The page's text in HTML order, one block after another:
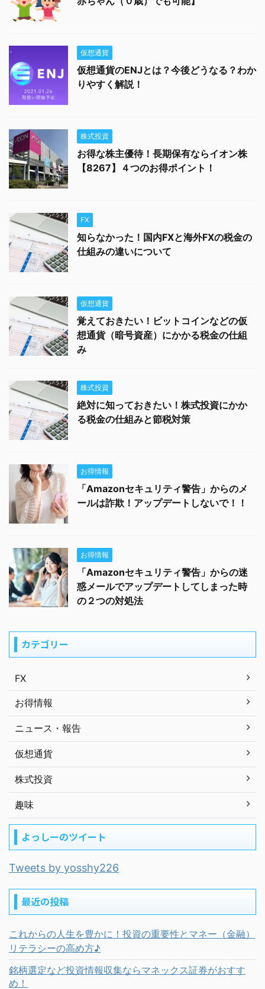
仮想通貨
仮想通貨のENJとは？今後どうなる？わか
りやすく解説！
株式投資
お得な株主優待！長期保有ならイオン株
【8267】４つのお得ポイント！
FX
知らなかった！国内FXと海外FXの税金の
仕組みの違いについて
仮想通貨
覚えておきたい！ビットコインなどの仮
想通貨（暗号資産）にかかる税金の仕組
み
株式投資
絶対に知っておきたい！株式投資にかか
る税金の仕組みと節税対策
お得情報
「Amazonセキュリティ警告」からのメ
ールは詐欺！アップデートしないで！！
お得情報
「Amazonセキュリティ警告」からの迷
惑メールでアップデートしてしまった時
の２つの対処法
カテゴリー
FX
お得情報
ニュース・報告
仮想通貨
株式投資
趣味
よっしーのツイート
Tweets by yosshy226
最近の投稿
これからの人生を豊かに！投資の重要性とマネー（金融）
リテラシーの高め方♪
銘柄選定など投資情報収集ならマネックス証券がおすす
め！